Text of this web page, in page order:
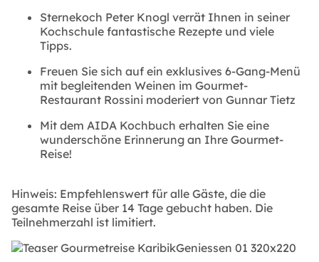
Sternekoch Peter Knogl verrät Ihnen in seiner
Kochschule fantastische Rezepte und viele
Tipps.
Freuen Sie sich auf ein exklusives 6-Gang-Menü
mit begleitenden Weinen im Gourmet-
Restaurant Rossini moderiert von Gunnar Tietz
Mit dem AIDA Kochbuch erhalten Sie eine
wunderschöne Erinnerung an Ihre Gourmet-
Reise!
Hinweis: Empfehlenswert für alle Gäste, die die
gesamte Reise über 14 Tage gebucht haben. Die
Teilnehmerzahl ist limitiert.